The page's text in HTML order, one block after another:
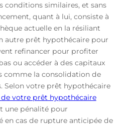
conditions similaires, et sans
quant à lui, consiste à
actuelle en la résiliant
autre prêt hypothécaire pour
refinancer pour profiter
ou accéder à des capitaux
comme la consolidation de
Selon votre prêt hypothécaire
votre prêt hypothécaire
une pénalité pour
en cas de rupture anticipée de